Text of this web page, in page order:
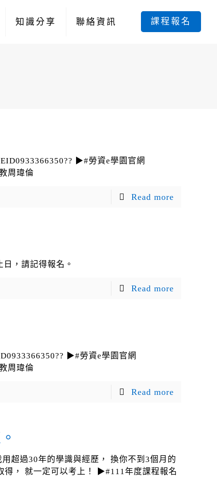
知識分享 聯絡資訊 課程報名
▶#勞資e學園官網
周瑋倫
Read more
，請記得報名。
Read more
▶#勞資e學園官網
周瑋倫
Read more
超過30年的學識與經歷， 換你不到3個月的
得， 就一定可以考上！ ▶#111年度課程報名